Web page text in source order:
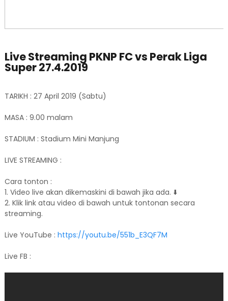
Live Streaming PKNP FC vs Perak Liga
Super 27.4.2019
TARIKH : 27 April 2019 (Sabtu)
MASA : 9.00 malam
STADIUM : Stadium Mini Manjung
LIVE STREAMING :
Cara tonton :
1. Video live akan dikemaskini di bawah jika ada. ⬇️
2. Klik link atau video di bawah untuk tontonan secara
streaming.
Live YouTube : https://youtu.be/551b_E3QF7M
Live FB :